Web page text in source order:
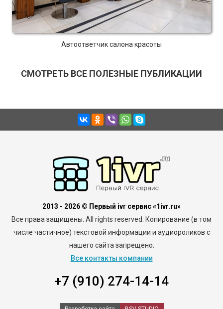
Автоответчик салона красоты
СМОТРЕТЬ ВСЕ ПОЛЕЗНЫЕ ПУБЛИКАЦИИ
2013 - 2026 © Первый ivr сервис «1ivr.ru»
Все права защищены. All rights reserved. Копирование (в том
числе частичное) текстовой информации и аудиороликов с
нашего сайта запрещено.
Все контакты компании
+7 (910) 274-14-14